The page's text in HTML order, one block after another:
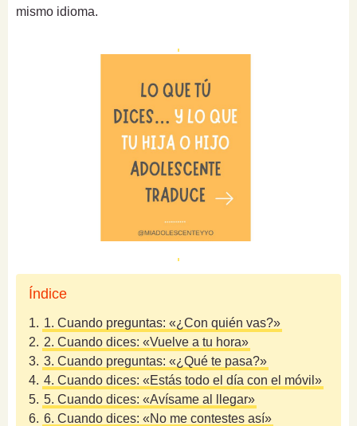
mismo idioma.
Índice
1. 1. Cuando preguntas: «¿Con quién vas?»
2. 2. Cuando dices: «Vuelve a tu hora»
3. 3. Cuando preguntas: «¿Qué te pasa?»
4. 4. Cuando dices: «Estás todo el día con el móvil»
5. 5. Cuando dices: «Avísame al llegar»
6. 6. Cuando dices: «No me contestes así»